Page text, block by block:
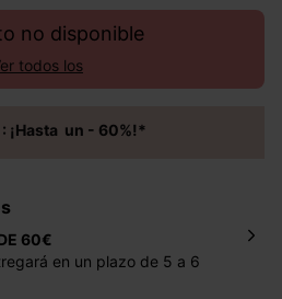
no disponible
todos los
: ¡Hasta un - 60%!*
60€
en un plazo de 5 a 6